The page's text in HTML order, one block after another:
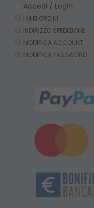
Accedi / Login
I MIEI ORDINI
INDIRIZZO SPEDIZIONE
MODIFICA ACCOUNT
MODIFICA PASSWORD